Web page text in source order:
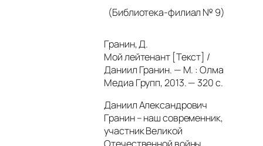
(Библиотека-филиал № 9)
Гранин, Д.
Мой лейтенант [Текст] /
Даниил Гранин. — М. : Олма
Медиа Групп, 2013. — 320 с.
Даниил Александрович
Гранин – наш современник,
участник Великой